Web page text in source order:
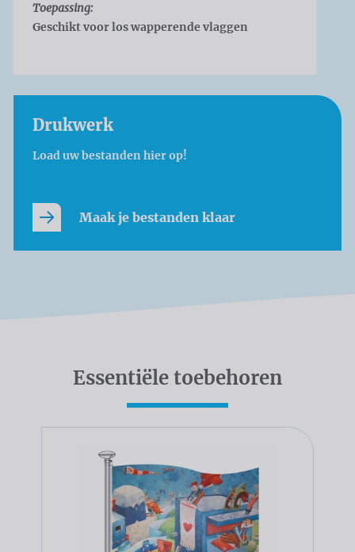
Toepassing:
Geschikt voor los wapperende vlaggen
Drukwerk
Load uw bestanden hier op!
Maak je bestanden klaar
Essentiële toebehoren